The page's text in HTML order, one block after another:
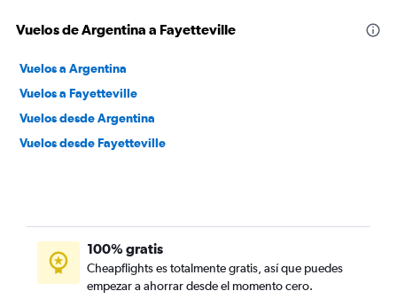
Vuelos de Argentina a Fayetteville
Vuelos a Argentina
Vuelos a Fayetteville
Vuelos desde Argentina
Vuelos desde Fayetteville
100% gratis
Cheapflights es totalmente gratis, así que puedes
empezar a ahorrar desde el momento cero.